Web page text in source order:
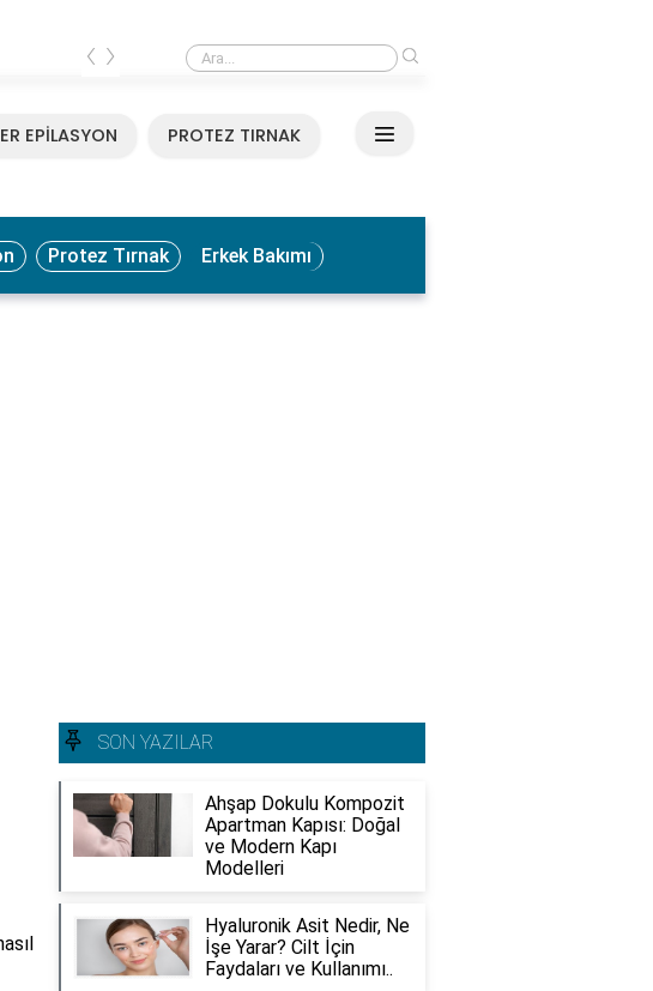
Medikal El ve Ayak Bakımı Nedir? Faydaları ve Uygulama Yöntemleri
‹ ›
EPİLASYON PROTEZ TIRNAK
Protez Tırnak Erkek Bakımı
SON YAZILAR
Ahşap Dokulu Kompozit
Apartman Kapısı: Doğal
ve Modern Kapı
Modelleri
Hyaluronik Asit Nedir, Ne
İşe Yarar? Cilt İçin
Faydaları ve Kullanımı..